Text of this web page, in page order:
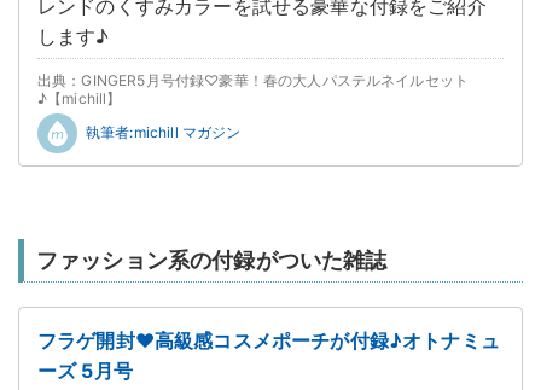
レンドのくすみカラーを試せる豪華な付録をご紹介
します♪
出典：GINGER5月号付録♡豪華！春の大人パステルネイルセット
♪【michill】
執筆者:michill マガジン
ファッション系の付録がついた雑誌
フラゲ開封♥高級感コスメポーチが付録♪オトナミュ
ーズ 5月号